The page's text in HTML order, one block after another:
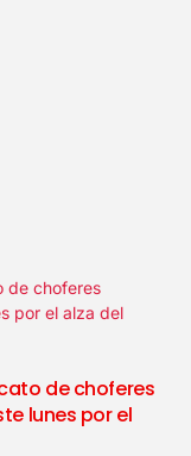
de choferes
lunes por el